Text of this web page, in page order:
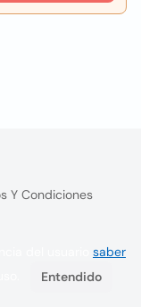
Y Condiciones
saber
Entendido